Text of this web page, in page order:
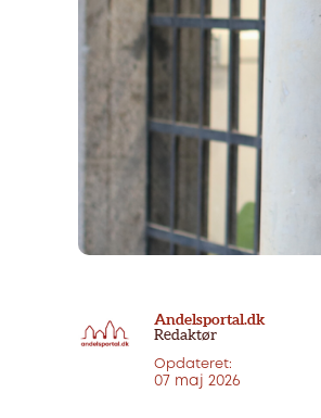
Andelsportal.dk
Redaktør
Opdateret:
07 maj 2026